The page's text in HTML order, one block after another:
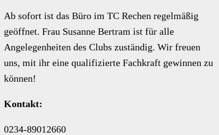
Ab sofort ist das Büro im TC Rechen regelmäßig
geöffnet. Frau Susanne Bertram ist für alle
Angelegenheiten des Clubs zuständig. Wir freuen
uns, mit ihr eine qualifizierte Fachkraft gewinnen zu
können!
Kontakt:
0234-89012660